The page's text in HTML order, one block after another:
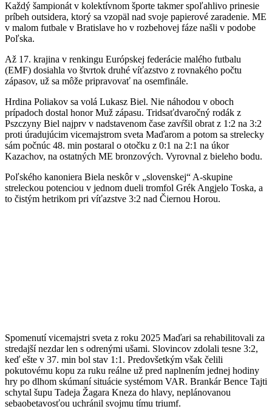
Každý šampionát v kolektívnom športe takmer spoľahlivo prinesie
príbeh outsidera, ktorý sa vzopäl nad svoje papierové zaradenie. ME
v malom futbale v Bratislave ho v rozbehovej fáze našli v podobe
Poľska.
Až 17. krajina v renkingu Európskej federácie malého futbalu
(EMF) dosiahla vo štvrtok druhé víťazstvo z rovnakého počtu
zápasov, už sa môže pripravovať na osemfinále.
Hrdina Poliakov sa volá Lukasz Biel. Nie náhodou v oboch
prípadoch dostal honor Muž zápasu. Tridsaťdvaročný rodák z
Pszczyny Biel najprv v nadstavenom čase zavŕšil obrat z 1:2 na 3:2
proti úradujúcim vicemajstrom sveta Maďarom a potom sa strelecky
sám počnúc 48. min postaral o otočku z 0:1 na 2:1 na úkor
Kazachov, na ostatných ME bronzových. Vyrovnal z bieleho bodu.
Poľského kanoniera Biela neskôr v „slovenskej“ A-skupine
streleckou potenciou v jednom dueli tromfol Grék Angjelo Toska, a
to čistým hetrikom pri víťazstve 3:2 nad Čiernou Horou.
Spomenutí vicemajstri sveta z roku 2025 Maďari sa rehabilitovali za
stredajší nezdar len s odrenými ušami. Slovincov zdolali tesne 3:2,
keď ešte v 37. min bol stav 1:1. Predovšetkým však čelili
pokutovému kopu za ruku reálne už pred naplnením jednej hodiny
hry po dlhom skúmaní situácie systémom VAR. Brankár Bence Tajti
schytal šupu Tadeja Žagara Kneza do hlavy, neplánovanou
sebaobetavosťou uchránil svojmu tímu triumf.